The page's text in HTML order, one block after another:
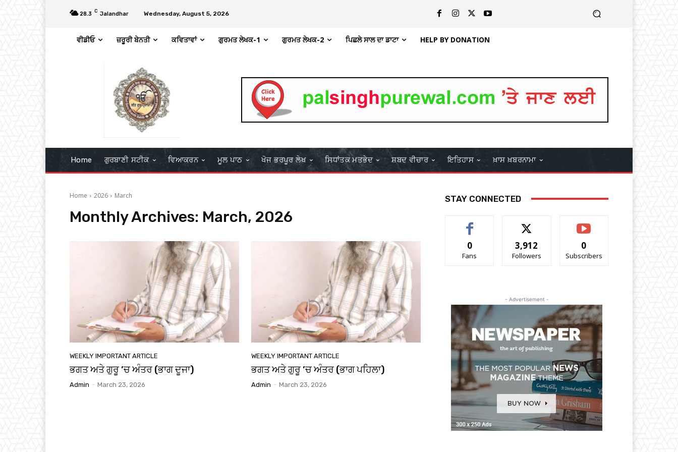
28.3 C Jalandhar Wednesday, August 5, 2026
ਵੀਡੀਓ ਜ਼ਰੂਰੀ ਬੇਨਤੀ ਕਵਿਤਾਵਾਂ ਗੁਰਮਤ ਲੇਖਕ-1 ਗੁਰਮਤ ਲੇਖਕ-2 ਪਿਛਲੇ ਸਾਲ ਦਾ ਡਾਟਾ HELP BY DONATION
Home ਗੁਰਬਾਣੀ ਸਟੀਕ ਵਿਆਕਰਨ ਮੂਲ ਪਾਠ ਖੋਜ ਭਰਪੂਰ ਲੇਖ ਸਿਧਾਂਤਕ ਮਤਭੇਦ ਸ਼ਬਦ ਵੀਚਾਰ ਇਤਿਹਾਸ ਖ਼ਾਸ ਖ਼ਬਰਨਾਮਾ
Home 2026 March
Monthly Archives: March, 2026
WEEKLY IMPORTANT ARTICLE
ਭਗਤ ਅਤੇ ਗੁਰੂ ’ਚ ਅੰਤਰ (ਭਾਗ ਦੂਜਾ)
Admin - March 23, 2026
WEEKLY IMPORTANT ARTICLE
ਭਗਤ ਅਤੇ ਗੁਰੂ ’ਚ ਅੰਤਰ (ਭਾਗ ਪਹਿਲਾ)
Admin - March 23, 2026
STAY CONNECTED
0
Fans
3,912
Followers
0
Subscribers
- Advertisement -